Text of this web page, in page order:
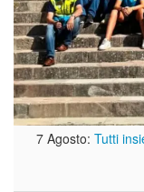
7 Agosto: Tutti